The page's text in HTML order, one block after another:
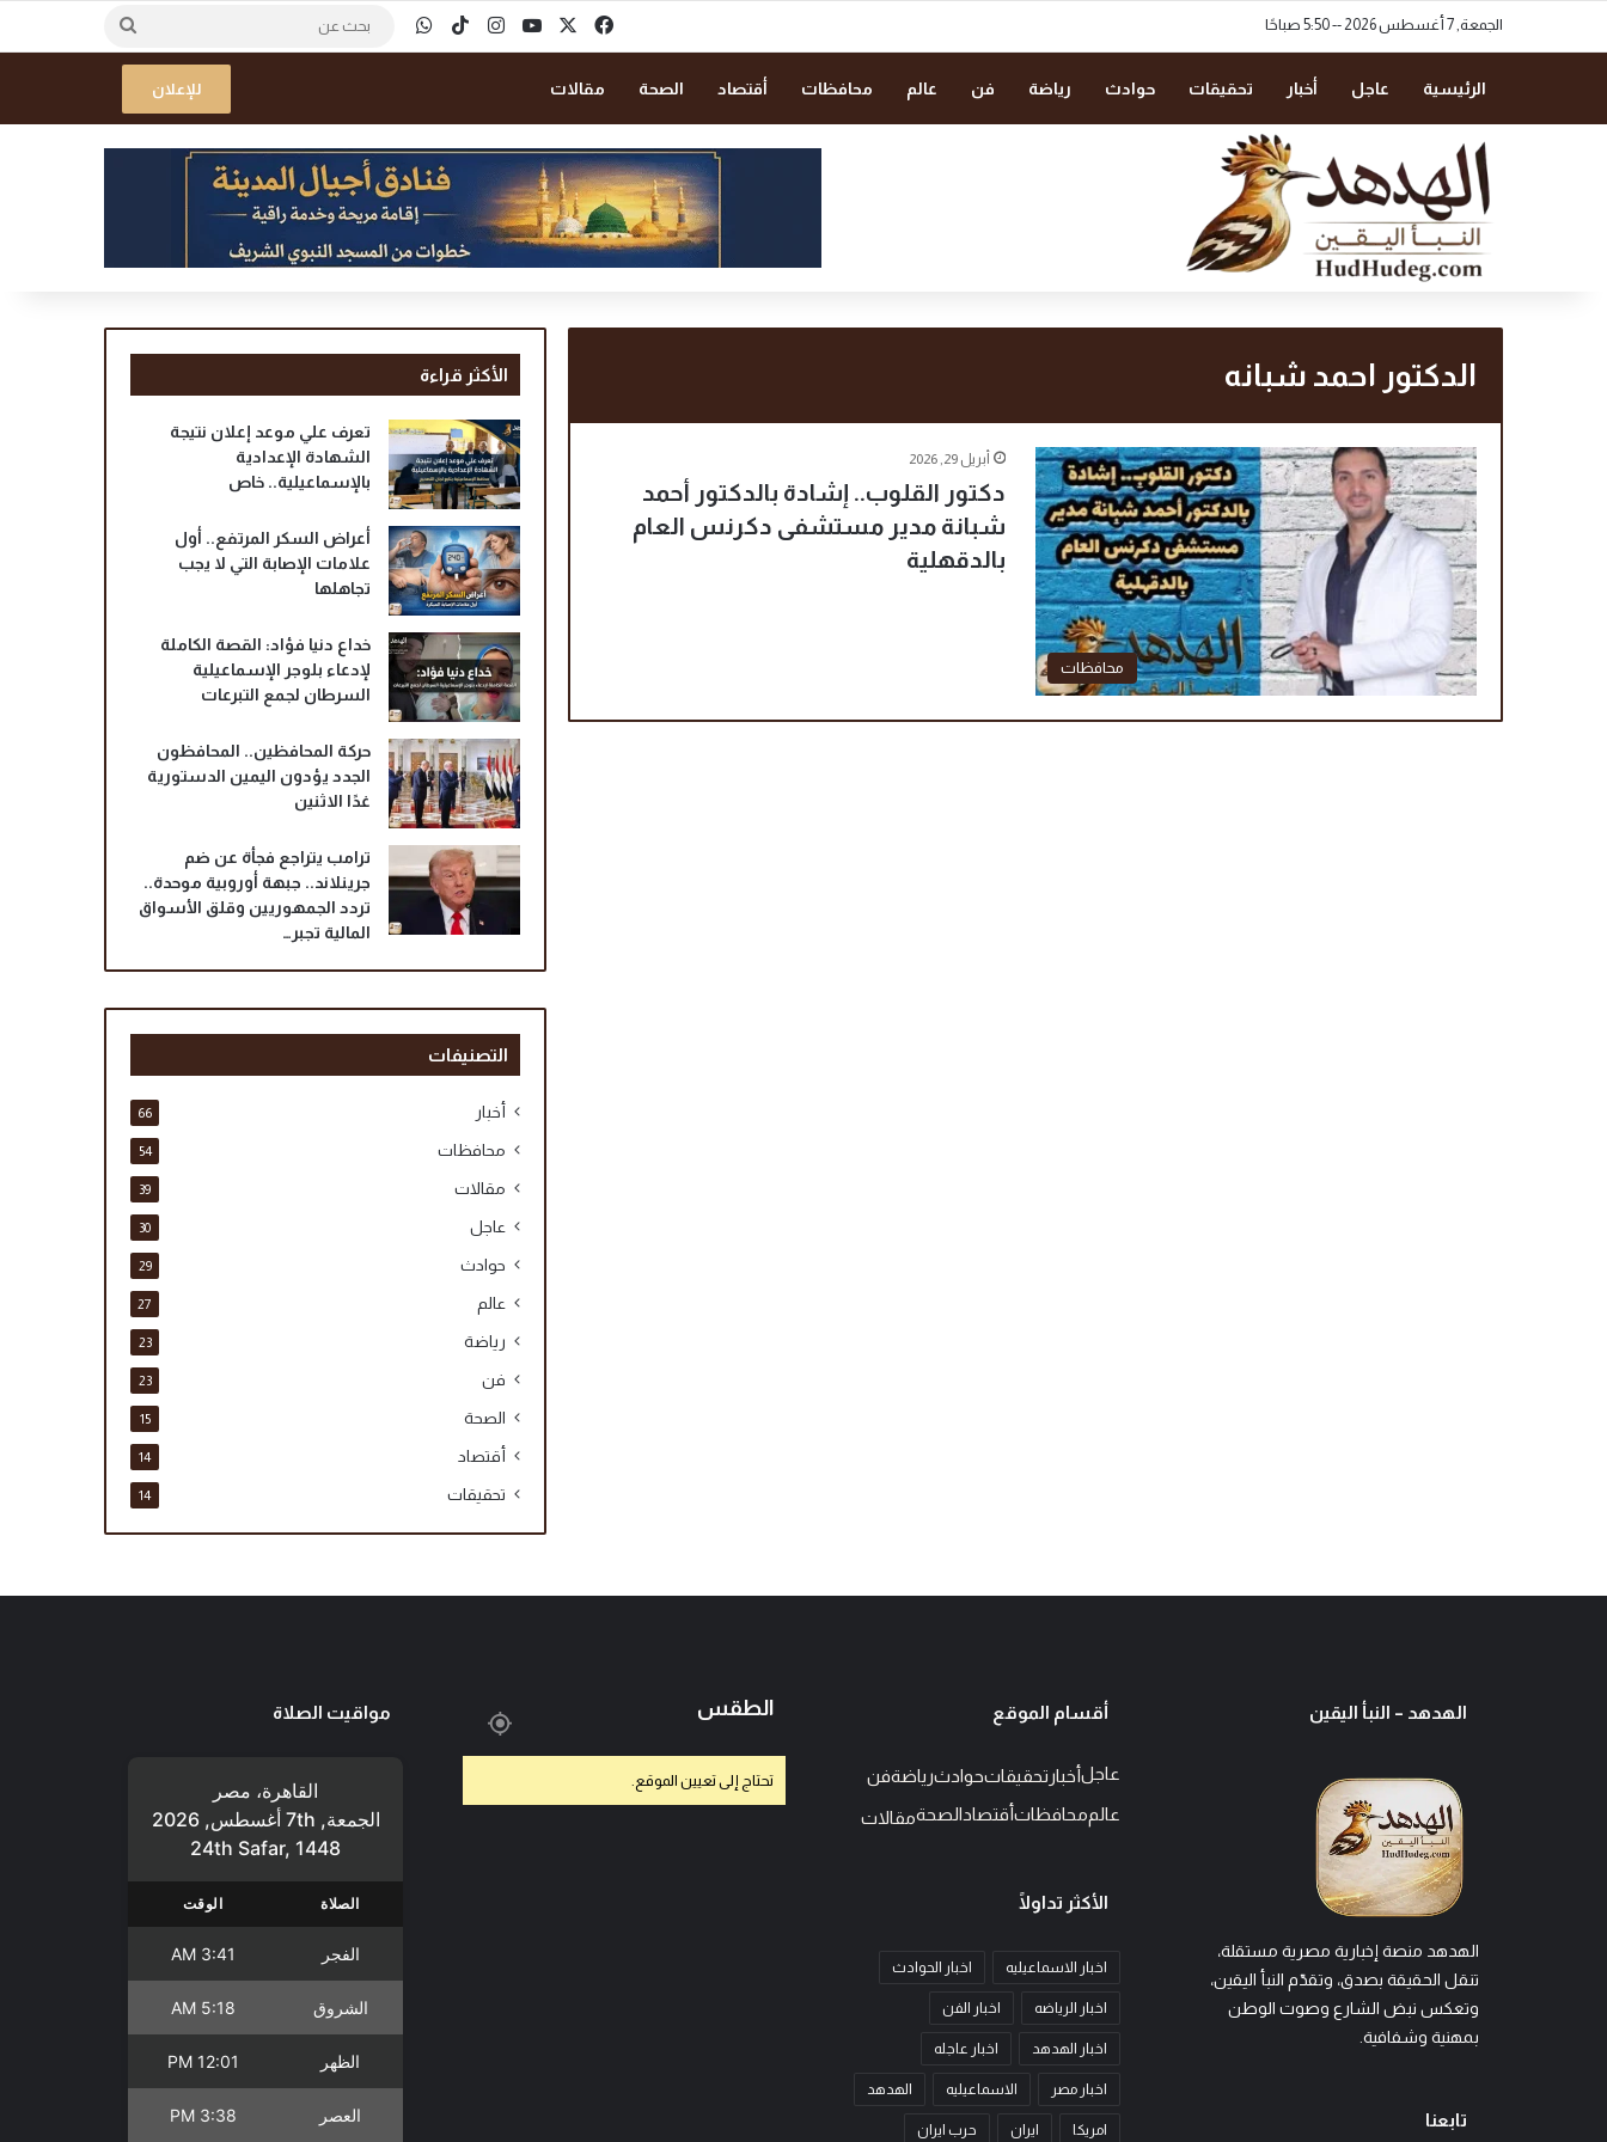
الجمعة, 7 أغسطس 2026 -- 5:50 صباحًا فيسبوك ‫YouTubeانستقرام‫TikTokواتساب
الرئيسية عاجل أخبار تحقيقات حوادث رياضة فن عالم محافظات أقتصاد الصحة مقالات للإعلان
الدكتور احمد شبانه
محافظات
أبريل 29, 2026
دكتور القلوب.. إشادة بالدكتور أحمد
شبانة مدير مستشفى دكرنس العام
بالدقهلية
الأكثر قراءة
تعرف علي موعد إعلان نتيجة
الشهادة الإعدادية
بالإسماعيلية.. خاص
أعراض السكر المرتفع.. أول
علامات الإصابة التي لا يجب
تجاهلها
خداع دنيا فؤاد: القصة الكاملة
لإدعاء بلوجر الإسماعيلية
السرطان لجمع التبرعات
حركة المحافظين.. المحافظون
الجدد يؤدون اليمين الدستورية
غدًا الاثنين
ترامب يتراجع فجأة عن ضم
جرينلاند.. جبهة أوروبية موحدة..
تردد الجمهوريين وقلق الأسواق
المالية تجبر…
التصنيفات
أخبار 66
محافظات 54
مقالات 39
عاجل 30
حوادث 29
عالم 27
رياضة 23
فن 23
الصحة 15
أقتصاد 14
تحقيقات 14
الهدهد – النبأ اليقين
الهدهد منصة إخبارية مصرية مستقلة،
تنقل الحقيقة بصدق، وتقدّم النبأ اليقين،
وتعكس نبض الشارع وصوت الوطن
بمهنية وشفافية.
تابعنا
أقسام الموقع
عاجلأخبار تحقيقاتحوادثرياضةفن
عالممحافظاتأقتصادالصحةمقالات
الأكثر تداولًا
اخبار الاسماعيليه اخبار الحوادث
اخبار الرياضه اخبار الفن
اخبار الهدهد اخبار عاجله
اخبار مصر الاسماعيليه الهدهد
امريكا ايران حرب ايران
الطقس
تحتاج إلى تعيين الموقع.
مواقيت الصلاة
القاهرة، مصر
الجمعة, 7th أغسطس, 2026
24th Safar, 1448
الصلاة الوقت
الفجر 3:41 AM
الشروق 5:18 AM
الظهر 12:01 PM
العصر 3:38 PM